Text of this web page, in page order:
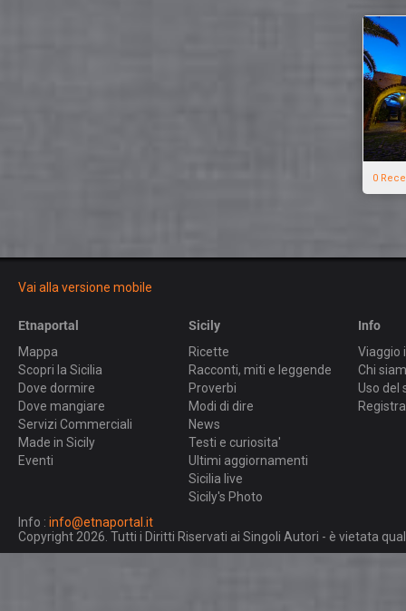
0
Vai alla versione mobile
Etnaportal
Mappa
Scopri la Sicilia
Dove dormire
Dove mangiare
Servizi Commerciali
Made in Sicily
Eventi
Sicily
Ricette
Racconti, miti e leggende
Proverbi
Modi di dire
News
Testi e curiosita'
Ultimi aggiornamenti
Sicilia live
Sicily's Photo
Info
Viaggio
Chi
Uso del
Info : info@etnaportal.it
Copyright 2026. Tutti i Diritti Riservati ai Singoli Autori - è vietata